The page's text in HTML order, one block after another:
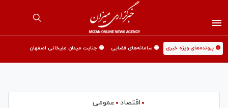
🟡 پرونده‌های ویژه خبری 🟡 سامانه‌های قضایی 🟡 جنایت میدان علیخانی اصفهان
اقتصاد
عمومی